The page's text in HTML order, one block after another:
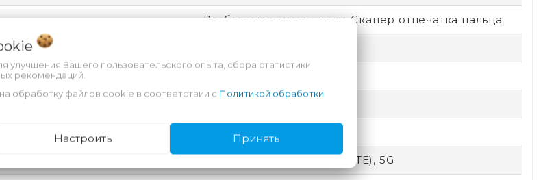
Разблокировка по лицу, Сканер отпечатка пальца
2G (GSM), 3G (UMTS), 4G (LTE), 5G
улучшения Вашего пользовательского опыта, сбора статистики
рекомендаций.
обработку файлов cookie в соответствии с Политикой обработки
Настроить Принять